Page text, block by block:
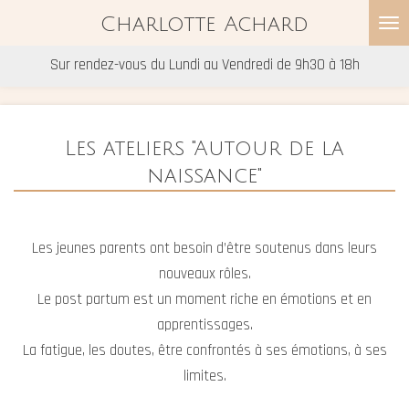
contenu
Charlotte Achard
Sur rendez-vous du Lundi au Vendredi de 9h30 à 18h
Les ateliers "Autour de la
naissance"
Les jeunes parents ont besoin d’être soutenus dans leurs
nouveaux rôles.
Le post partum est un moment riche en émotions et en
apprentissages.
La fatigue, les doutes, être confrontés à ses émotions, à ses
limites.